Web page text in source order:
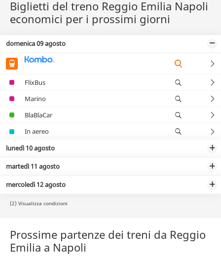
Biglietti del treno Reggio Emilia Napoli
economici per i prossimi giorni
domenica 09 agosto
FlixBus
Marino
BlaBlaCar
In aereo
lunedì 10 agosto
martedì 11 agosto
mercoledì 12 agosto
(2) Visualizza condizioni
Prossime partenze dei treni da Reggio
Emilia a Napoli